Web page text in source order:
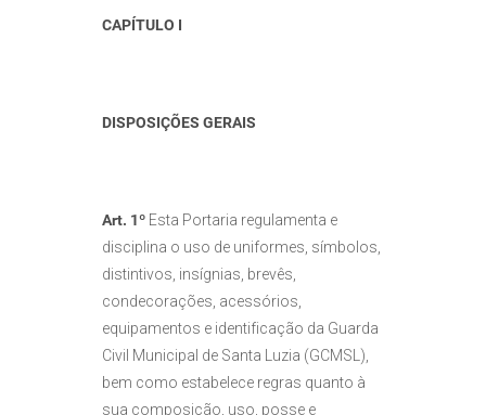
CAPÍTULO I
DISPOSIÇÕES GERAIS
Art. 1º Esta Portaria regulamenta e
disciplina o uso de uniformes, símbolos,
distintivos, insígnias, brevês,
condecorações, acessórios,
equipamentos e identificação da Guarda
Civil Municipal de Santa Luzia (GCMSL),
bem como estabelece regras quanto à
sua composição, uso, posse e